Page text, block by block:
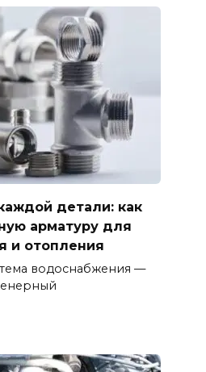
детали: как
арматуру для
и отопления
водоснабжения —